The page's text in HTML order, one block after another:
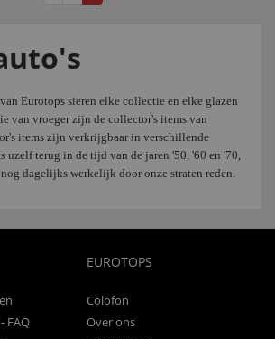
Eurotops sieren elke collectie en elke glazen
van vroeger zijn de collector's items van
items zijn verkrijgbaar in verschillende
uzelf terug in de tijd van de jaren '50, '60 en '70,
dagelijks werkelijk door onze straten reden.
FAQ
EUROTOPS
Colofon
Over ons